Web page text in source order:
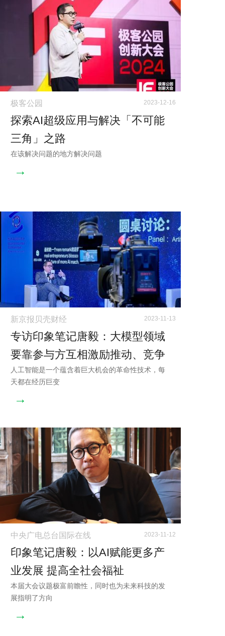
极客公园 2023-12-16
探索AI超级应用与解决「不可能
三角」之路
在该解决问题的地方解决问题
→
新京报贝壳财经 2023-11-13
专访印象笔记唐毅：大模型领域
要靠参与方互相激励推动、竞争
联合
人工智能是一个蕴含着巨大机会的革命性技术，每
天都在经历巨变
→
中央广电总台国际在线 2023-11-12
印象笔记唐毅：以AI赋能更多产
业发展 提高全社会福祉
本届大会议题极富前瞻性，同时也为未来科技的发
展指明了方向
→